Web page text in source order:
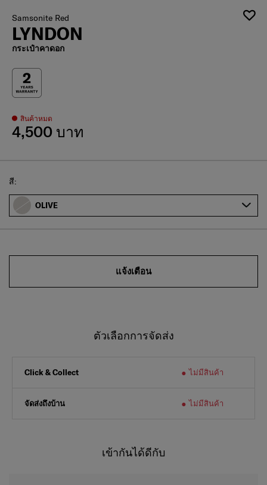
Samsonite Red
LYNDON
กระเป๋าคาดอก
สินค้าหมด
4,500 บาท
Select
สี:
OLIVE
แจ้งเตือน
ตัวเลือกการจัดส่ง
Click & Collect ไม่มีสินค้า
จัดส่งถึงบ้าน ไม่มีสินค้า
เข้ากันได้ดีกับ